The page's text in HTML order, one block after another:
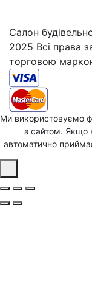
Салон
2025 Всі права
торговою
Ми використовуємо
з сайтом. Якщо
автоматично